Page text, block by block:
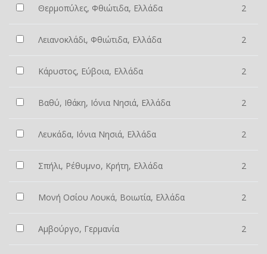
Θερμοπύλες, Φθιώτιδα, Ελλάδα 2
Λειανοκλάδι, Φθιώτιδα, Ελλάδα 2
Κάρυστος, Εύβοια, Ελλάδα 2
Βαθύ, Ιθάκη, Ιόνια Νησιά, Ελλάδα 2
Λευκάδα, Ιόνια Νησιά, Ελλάδα 2
Σπήλι, Ρέθυμνο, Κρήτη, Ελλάδα 2
Μονή Οσίου Λουκά, Βοιωτία, Ελλάδα 2
Αμβούργο, Γερμανία 2